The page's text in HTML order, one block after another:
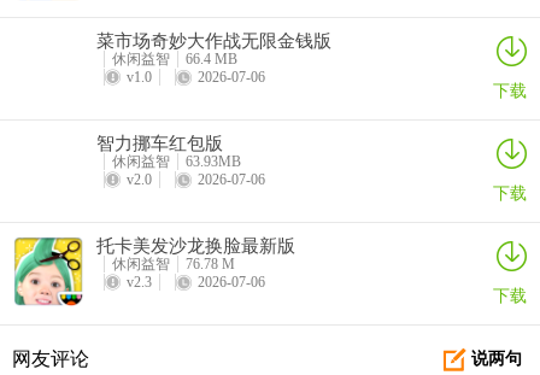
菜市场奇妙大作战无限金钱版
休闲益智
66.4 MB
v1.0
2026-07-06 下载
智力挪车红包版
休闲益智
63.93MB
v2.0
2026-07-06 下载
托卡美发沙龙换脸最新版
休闲益智
76.78 M
v2.3
2026-07-06 下载
说两句
网友评论